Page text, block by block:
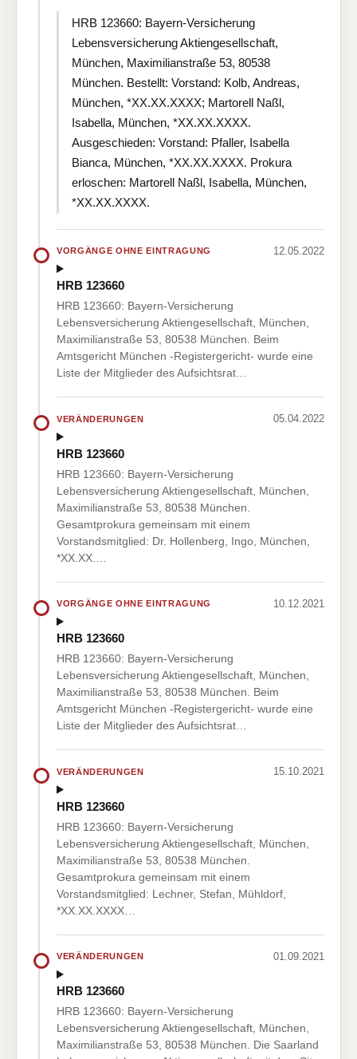
HRB 123660: Bayern-Versicherung
Lebensversicherung Aktiengesellschaft,
München, Maximilianstraße 53, 80538
München. Bestellt: Vorstand: Kolb, Andreas,
München, *XX.XX.XXXX; Martorell Naßl,
Isabella, München, *XX.XX.XXXX.
Ausgeschieden: Vorstand: Pfaller, Isabella
Bianca, München, *XX.XX.XXXX. Prokura
erloschen: Martorell Naßl, Isabella, München,
*XX.XX.XXXX.
VORGÄNGE OHNE EINTRAGUNG 12.05.2022
HRB 123660
HRB 123660: Bayern-Versicherung
Lebensversicherung Aktiengesellschaft, München,
Maximilianstraße 53, 80538 München. Beim
Amtsgericht München -Registergericht- wurde eine
Liste der Mitglieder des Aufsichtsrat…
VERÄNDERUNGEN 05.04.2022
HRB 123660
HRB 123660: Bayern-Versicherung
Lebensversicherung Aktiengesellschaft, München,
Maximilianstraße 53, 80538 München.
Gesamtprokura gemeinsam mit einem
Vorstandsmitglied: Dr. Hollenberg, Ingo, München,
*XX.XX.…
VORGÄNGE OHNE EINTRAGUNG 10.12.2021
HRB 123660
HRB 123660: Bayern-Versicherung
Lebensversicherung Aktiengesellschaft, München,
Maximilianstraße 53, 80538 München. Beim
Amtsgericht München -Registergericht- wurde eine
Liste der Mitglieder des Aufsichtsrat…
VERÄNDERUNGEN 15.10.2021
HRB 123660
HRB 123660: Bayern-Versicherung
Lebensversicherung Aktiengesellschaft, München,
Maximilianstraße 53, 80538 München.
Gesamtprokura gemeinsam mit einem
Vorstandsmitglied: Lechner, Stefan, Mühldorf,
*XX.XX.XXXX…
VERÄNDERUNGEN 01.09.2021
HRB 123660
HRB 123660: Bayern-Versicherung
Lebensversicherung Aktiengesellschaft, München,
Maximilianstraße 53, 80538 München. Die Saarland